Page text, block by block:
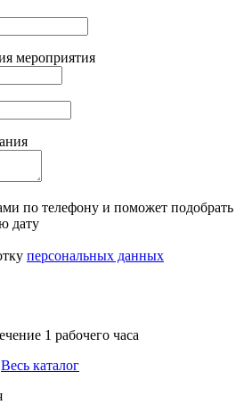
мероприятия
по телефону и поможет подобрать
дату
персональных данных
1 рабочего часа
Весь каталог